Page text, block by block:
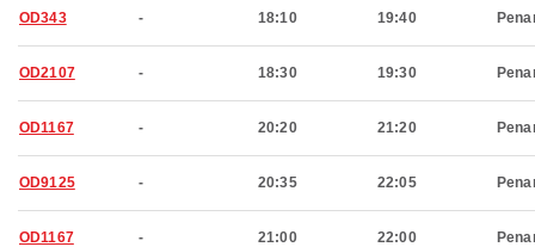
OD343 - 18:10 19:40
OD2107 - 18:30 19:30
OD1167 - 20:20 21:20
OD9125 - 20:35 22:05
OD1167 - 21:00 22:00